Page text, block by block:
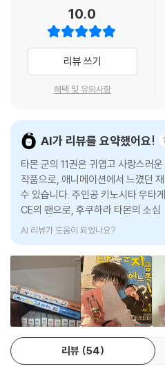
10.0
리뷰 쓰기
혜택 및 유의사항
AI가 리뷰를 요약했어요!
타몬 군의 11권은 귀엽고 사랑스러
작품으로, 애니메이션에서 느꼈던
수 있습니다. 주인공 키노시타 우타
CE의 팬으로, 후쿠하라 타몬의 소심
게 됩니다.
AI 리뷰가 도움이 되었나요?
리뷰 54